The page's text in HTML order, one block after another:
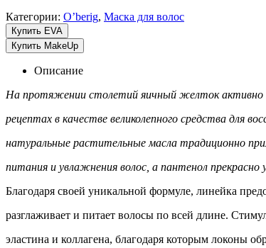
Категории: O’berig, Маска для волос
Купить EVA
Купить MakeUp
Описание
На протяжении столетий яичный желток активно
рецептах в качестве великолепного средства для
натуральные растительные масла традиционно
питания и увлажнения волос, а пантенол прекрасно
Благодаря своей уникальной формуле, линейка
разглаживает и питает волосы по всей длине.
эластина и коллагена, благодаря которым локоны